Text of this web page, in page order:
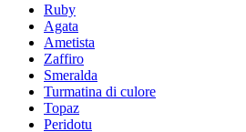
Ruby
Agata
Ametista
Zaffiro
Smeralda
Turmatina di culore
Topaz
Peridotu